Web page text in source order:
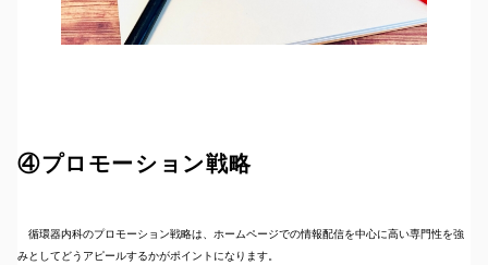
④プロモーション戦略
循環器内科のプロモーション戦略は、ホームページでの情報配信を中心に高い専門性を強
みとしてどうアピールするかがポイントになります。